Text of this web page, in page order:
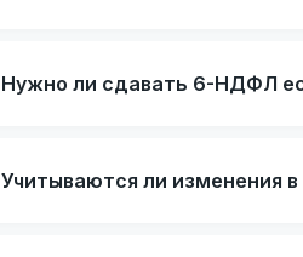
Нужно ли сдавать 6-НДФЛ
Учитываются ли изменения